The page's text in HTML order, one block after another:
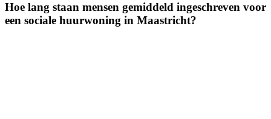
Hoe lang staan mensen gemiddeld ingeschreven voor
een sociale huurwoning in Maastricht?